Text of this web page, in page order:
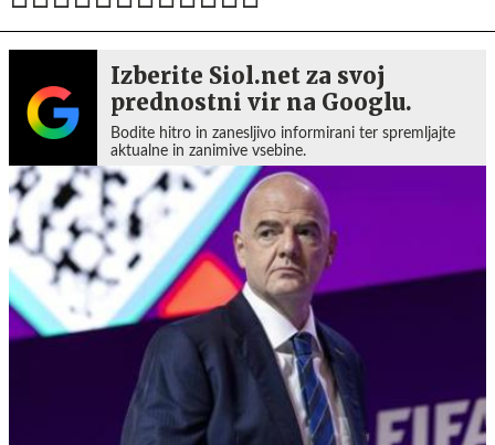
Izberite Siol.net za svoj
prednostni vir na Googlu.
Bodite hitro in zanesljivo informirani ter spremljajte
aktualne in zanimive vsebine.